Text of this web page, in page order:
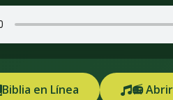
Biblia en Línea 📻